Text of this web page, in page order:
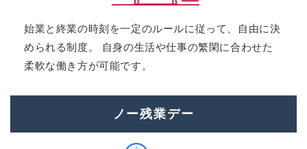
始業と終業の時刻を一定のルールに従って、自由に決
められる制度。 自身の生活や仕事の繁閑に合わせた
柔軟な働き方が可能です。
ノー残業デー